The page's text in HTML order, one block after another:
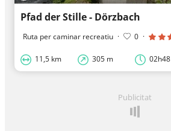
Pfad der Stille - Dörzbach
Ruta per caminar recreatiu · 0 ·
11,5 km 305 m 02h48
Publicitat